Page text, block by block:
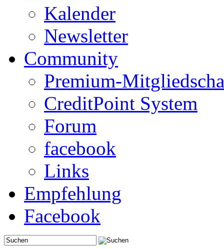
Kalender
Newsletter
Community
Premium-
CreditPoint System
Forum
facebook
Links
Empfehlung
Facebook